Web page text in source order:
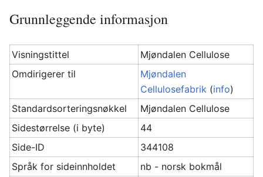
Grunnleggende informasjon
Visningstittel
Mjøndalen Cellulose
Omdirigerer til
Mjøndalen
Cellulosefabrik (info)
Standardsorteringsnøkkel
Mjøndalen Cellulose
Sidestørrelse (i byte)
44
Side-ID
344108
Språk for sideinnholdet
nb - norsk bokmål